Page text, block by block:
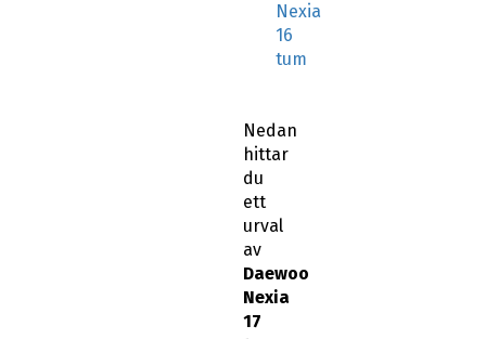
Nexia
16
tum
Nedan
hittar
du
ett
urval
av
Daewoo
Nexia
17